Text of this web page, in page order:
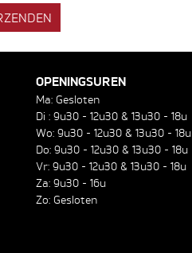
OPENINGSUREN
Ma: Gesloten
Di : 9u30 - 12u30 & 13u30 - 18u
Wo: 9u30 - 12u30 & 13u30 - 18u
Do: 9u30 - 12u30 & 13u30 - 18u
Vr: 9u30 - 12u30 & 13u30 - 18u
Za: 9u30 - 16u
Zo: Gesloten